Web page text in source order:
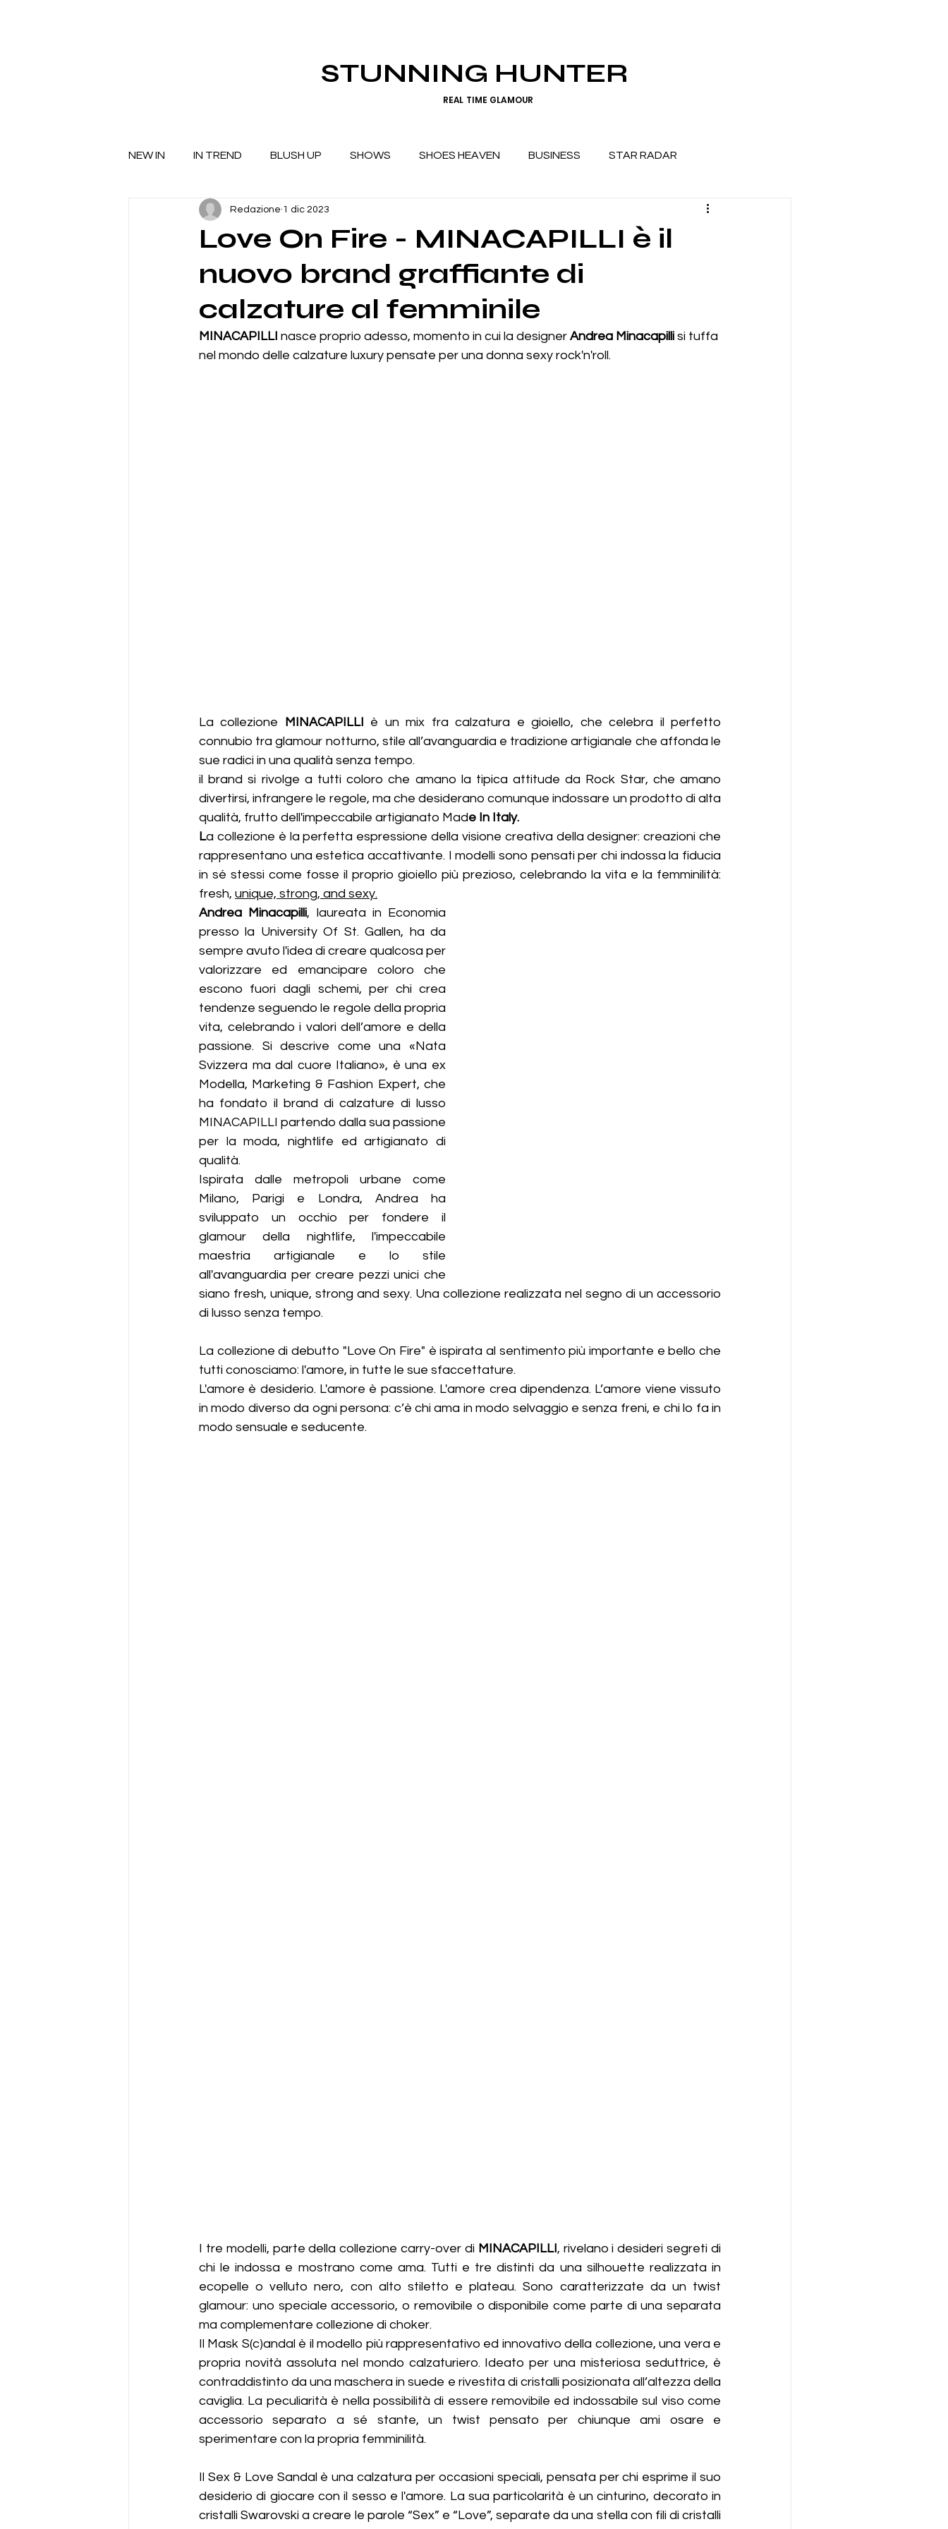
STUNNING HUNTER
REAL TIME GLAMOUR
NEW IN IN TREND BLUSH UP SHOWS SHOES HEAVEN BUSINESS STAR RADAR
Love On Fire - MINACAPILLI è il
nuovo brand graffiante di
calzature al femminile
Redazione 1 dic 2023
MINACAPILLI nasce proprio adesso, momento in cui la designer Andrea Minacapilli si tuffa
nel mondo delle calzature luxury pensate per una donna sexy rock'n'roll.
La collezione MINACAPILLI è un mix fra calzatura e gioiello, che celebra il perfetto
connubio tra glamour notturno, stile all’avanguardia e tradizione artigianale che affonda le
sue radici in una qualità senza tempo.
il brand si rivolge a tutti coloro che amano la tipica attitude da Rock Star, che amano
divertirsi, infrangere le regole, ma che desiderano comunque indossare un prodotto di alta
qualità, frutto dell'impeccabile artigianato Made In Italy.
La collezione è la perfetta espressione della visione creativa della designer: creazioni che
rappresentano una estetica accattivante. I modelli sono pensati per chi indossa la fiducia
in sé stessi come fosse il proprio gioiello più prezioso, celebrando la vita e la femminilità:
fresh, unique, strong, and sexy.
Andrea Minacapilli, laureata in Economia
presso la University Of St. Gallen, ha da
sempre avuto l'idea di creare qualcosa per
valorizzare ed emancipare coloro che
escono fuori dagli schemi, per chi crea
tendenze seguendo le regole della propria
vita, celebrando i valori dell’amore e della
passione. Si descrive come una «Nata
Svizzera ma dal cuore Italiano», è una ex
Modella, Marketing & Fashion Expert, che
ha fondato il brand di calzature di lusso
MINACAPILLI partendo dalla sua passione
per la moda, nightlife ed artigianato di
qualità.
Ispirata dalle metropoli urbane come
Milano, Parigi e Londra, Andrea ha
sviluppato un occhio per fondere il
glamour della nightlife, l'impeccabile
maestria artigianale e lo stile
all'avanguardia per creare pezzi unici che
siano fresh, unique, strong and sexy. Una collezione realizzata nel segno di un accessorio
di lusso senza tempo.
La collezione di debutto "Love On Fire" è ispirata al sentimento più importante e bello che
tutti conosciamo: l'amore, in tutte le sue sfaccettature.
L'amore è desiderio. L'amore è passione. L'amore crea dipendenza. L’amore viene vissuto
in modo diverso da ogni persona: c’è chi ama in modo selvaggio e senza freni, e chi lo fa in
modo sensuale e seducente.
I tre modelli, parte della collezione carry-over di MINACAPILLI , rivelano i desideri segreti di
chi le indossa e mostrano come ama. Tutti e tre distinti da una silhouette realizzata in
ecopelle o velluto nero, con alto stiletto e plateau. Sono caratterizzate da un twist
glamour: uno speciale accessorio, o removibile o disponibile come parte di una separata
ma complementare collezione di choker.
Il Mask S(c)andal è il modello più rappresentativo ed innovativo della collezione, una vera e
propria novità assoluta nel mondo calzaturiero. Ideato per una misteriosa seduttrice, è
contraddistinto da una maschera in suede e rivestita di cristalli posizionata all’altezza della
caviglia. La peculiarità è nella possibilità di essere removibile ed indossabile sul viso come
accessorio separato a sé stante, un twist pensato per chiunque ami osare e
sperimentare con la propria femminilità.
Il Sex & Love Sandal è una calzatura per occasioni speciali, pensata per chi esprime il suo
desiderio di giocare con il sesso e l'amore. La sua particolarità è un cinturino, decorato in
cristalli Swarovski a creare le parole “Sex” e “Love”, separate da una stella con fili di cristalli